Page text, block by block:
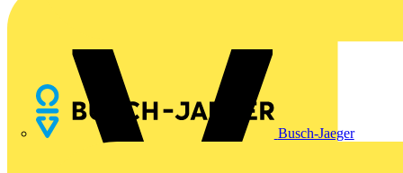
Busch-Jaeger